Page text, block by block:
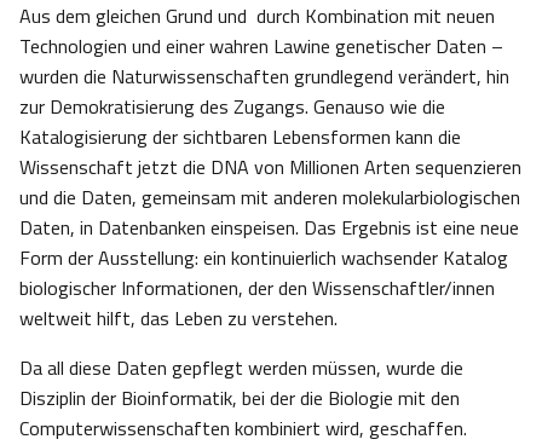
Aus dem gleichen Grund und durch Kombination mit neuen
Technologien und einer wahren Lawine genetischer Daten –
wurden die Naturwissenschaften grundlegend verändert, hin
zur Demokratisierung des Zugangs. Genauso wie die
Katalogisierung der sichtbaren Lebensformen kann die
Wissenschaft jetzt die DNA von Millionen Arten sequenzieren
und die Daten, gemeinsam mit anderen molekularbiologischen
Daten, in Datenbanken einspeisen. Das Ergebnis ist eine neue
Form der Ausstellung: ein kontinuierlich wachsender Katalog
biologischer Informationen, der den Wissenschaftler/innen
weltweit hilft, das Leben zu verstehen.
Da all diese Daten gepflegt werden müssen, wurde die
Disziplin der Bioinformatik, bei der die Biologie mit den
Computerwissenschaften kombiniert wird, geschaffen.